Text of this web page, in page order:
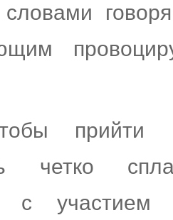
прийти
четко
с